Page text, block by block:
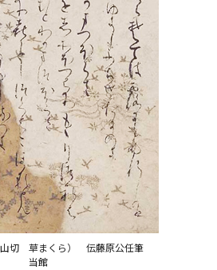
山切 草まくら） 伝藤原公任筆
当館